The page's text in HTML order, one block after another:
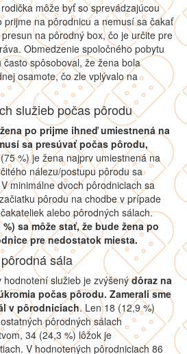
môže byť so sprevádzajúcou
na pôrodnicu a nemusí sa čakať
na pôrodný box, čo je určite pre
Obmedzenie spoločného pobytu
spôsoboval, že žena bola
osamote, čo zle vplývalo na
služieb počas pôrodu
po prijme ihneď umiestnená na
sa presúvať počas pôrodu,
%) je žena najprv umiestnená na
nálezu/postupu pôrodu sa
minimálne dvoch pôrodniciach sa
pôrodu na chodbe v prípade
alebo pôrodných sálach.
sa môže stať, že bude žena po
pre nedostatok miesta.
sála
hodnotení služieb je zvýšenýdôraz na
počas pôrodu. Zamerali sme
v pôrodniciach. Len 18 (12,9 %)
pôrodných sálach
34 (24,3 %) lôžok je
V hodnotených pôrodniciach 86